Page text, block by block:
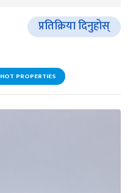
प्रतिक्रिया दिनुहोस्
HOT PROPERTIES